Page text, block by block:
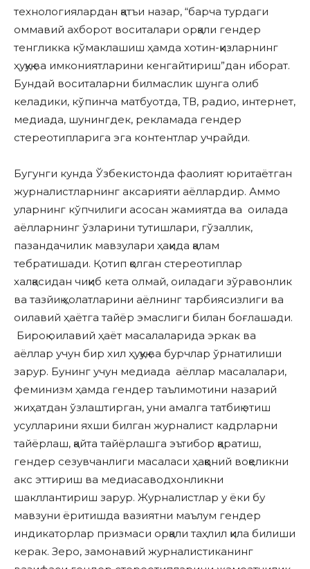
технологиялардан қатъи назар, “барча турдаги
оммавий ахборот воситалари орқали гендер
тенгликка кўмаклашиш ҳамда хотин-қизларнинг
ҳуқуқ ва имкониятларини кенгайтириш”дан иборат.
Бундай воситаларни билмаслик шунга олиб
келадики, кўпинча матбуотда, ТВ, радио, интернет,
медиада, шунингдек, рекламада гендер
стереотипларига эга контентлар учрайди.
Бугунги кунда Ўзбекистонда фаолият юритаётган
журналистларнинг аксарияти аёллардир. Аммо
уларнинг кўпчилиги асосан жамиятда ва оилада
аёлларнинг ўзларини тутишлари, гўзаллик,
пазандачилик мавзулари ҳақида қалам
тебратишади. Қотип қолган стереотиплар
халқасидан чиқиб кета олмай, оиладаги зўравонлик
ва тазйиқ ҳолатларини аёлнинг тарбиясизлиги ва
оилавий ҳаётга тайёр эмаслиги билан боғлашади.
Бироқ оилавий ҳаёт масалаларида эркак ва
аёллар учун бир хил ҳуқуқ ва бурчлар ўрнатилиши
зарур. Бунинг учун медиада аёллар масалалари,
феминизм ҳамда гендер таълимотини назарий
жиҳатдан ўзлаштирган, уни амалга татбиқ этиш
усулларини яхши билган журналист кадрларни
тайёрлаш, қайта тайёрлашга эътибор қаратиш,
гендер сезувчанлиги масаласи ҳаққоний воқеликни
акс эттириш ва медиасаводхонликни
шакллантириш зарур. Журналистлар у ёки бу
мавзуни ёритишда вазиятни маълум гендер
индикаторлар призмаси орқали таҳлил қила билиши
керак. Зеро, замонавий журналистиканинг